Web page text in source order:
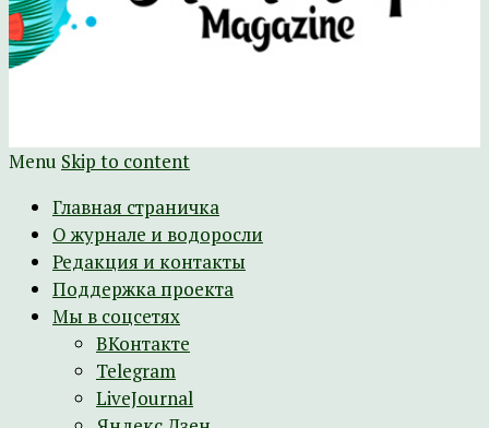
Menu Skip to content
Главная страничка
О журнале и водоросли
Редакция и контакты
Поддержка проекта
Мы в соцсетях
ВКонтакте
Telegram
LiveJournal